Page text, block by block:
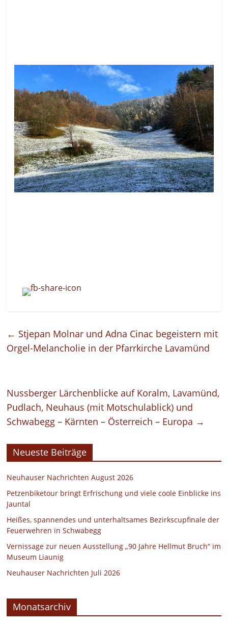
← Stjepan Molnar und Adna Cinac begeistern mit
Orgel-Melancholie in der Pfarrkirche Lavamünd
Nussberger Lärchenblicke auf Koralm, Lavamünd,
Pudlach, Neuhaus (mit Motschulablick) und
Schwabegg – Kärnten – Österreich – Europa →
Neueste Beiträge
Neuhauser Nachrichten August 2026
Petzenbiketour bringt Erfrischung und viele coole Einblicke ins
Jauntal
Heißes, spannendes und unterhaltsames Bezirkscupfinale der
Feuerwehren in Schwabegg
Vernissage zur neuen Ausstellung „90 Jahre Hellmut Bruch“ im
Museum Liaunig
Neuhauser Nachrichten Juli 2026
Monatsarchiv